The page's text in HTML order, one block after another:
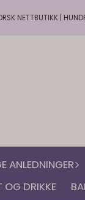
NETTBUTIKK |
ANLEDNINGER
OG DRIKKE